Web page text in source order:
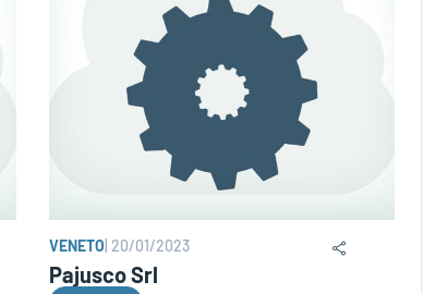
VENETO 20/01/2023
Pajusco Srl